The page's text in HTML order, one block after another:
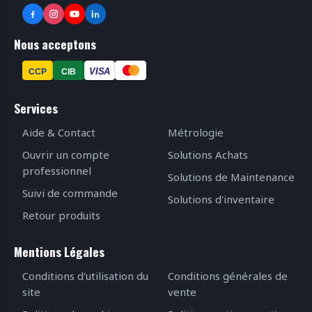
Nous acceptons
CCP CIB VISA
Services
Aide & Contact
Ouvrir un compte
professionnel
Suivi de commande
Retour produits
Métrologie
Solutions Achats
Solutions de Maintenance
Solutions d'inventaire
Mentions Légales
Conditions d'utilisation du
site
Conditions générales de
vente